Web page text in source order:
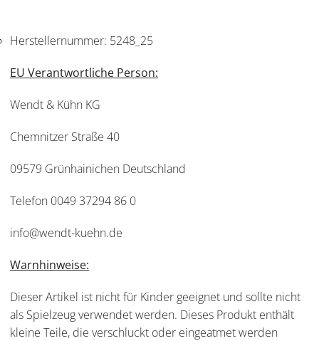
Herstellernummer: 5248_25
EU Verantwortliche Person:
Wendt & Kühn KG
Chemnitzer Straße 40
09579 Grünhainichen Deutschland
Telefon 0049 37294 86 0
info@wendt-kuehn.de
Warnhinweise:
Dieser Artikel ist nicht für Kinder geeignet und sollte nicht
als Spielzeug verwendet werden. Dieses Produkt enthält
kleine Teile, die verschluckt oder eingeatmet werden